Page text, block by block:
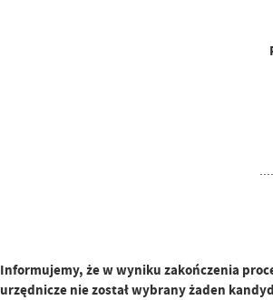
Informujemy, że w wyniku zakończenia
urzędnicze nie został wybrany żaden